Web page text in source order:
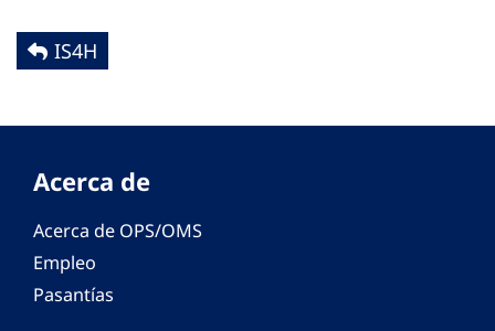
IS4H
Acerca de
Acerca de OPS/OMS
Empleo
Pasantías